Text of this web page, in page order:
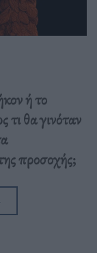
ή το
θα γινόταν
προσοχής;